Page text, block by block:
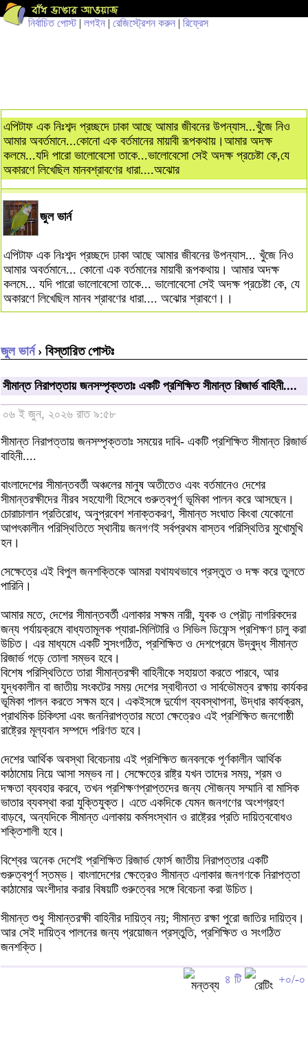
নির্বাচিত পোস্ট| লগইন | রেজিস্ট্রেশন করুন | রিফ্রেস
এপিটাফ এক নিঃশব্দ প্রচ্ছদে ঢাকা আছে আমার জীবনের উপন্যাস...খুঁজে নিও
আমার অবর্তমানে...কোনো এক বর্তমানের মায়াবী রূপকথায়।আমার অদক্ষ
কলমে...যদি পারো ভালোবেসো তাকে...ভালোবেসো সেই অদক্ষ প্রচেষ্টা কে,যে
অকারণে লিখেছিল মানবশ্রাবণের ধারা....অঝোর
জুল ভার্ন
এপিটাফ এক নিঃশব্দ প্রচ্ছদে ঢাকা আছে আমার জীবনের উপন্যাস... খুঁজে নিও
আমার অবর্তমানে... কোনো এক বর্তমানের মায়াবী রূপকথায়। আমার অদক্ষ
কলমে... যদি পারো ভালোবেসো তাকে... ভালোবেসো সেই অদক্ষ প্রচেষ্টা কে, যে
অকারণে লিখেছিল মানব শ্রাবণের ধারা.... অঝোর শ্রাবণে।।
জুল ভার্ন› বিস্তারিত পোস্টঃ
সীমান্ত নিরাপত্তায় জনসম্পৃক্ততাঃ একটি প্রশিক্ষিত সীমান্ত রিজার্ভ বাহিনী....
০৬ ই জুন, ২০২৬ রাত ৯:৫৮
সীমান্ত নিরাপত্তায় জনসম্পৃক্ততাঃ সময়ের দাবি- একটি প্রশিক্ষিত সীমান্ত রিজার্ভ
বাহিনী....
বাংলাদেশের সীমান্তবর্তী অঞ্চলের মানুষ অতীতেও এবং বর্তমানেও দেশের
সীমান্তরক্ষীদের নীরব সহযোগী হিসেবে গুরুত্বপূর্ণ ভূমিকা পালন করে আসছেন।
চোরাচালান প্রতিরোধ, অনুপ্রবেশ শনাক্তকরণ, সীমান্ত সংঘাত কিংবা যেকোনো
আপৎকালীন পরিস্থিতিতে স্থানীয় জনগণই সর্বপ্রথম বাস্তব পরিস্থিতির মুখোমুখি
হন।
সেক্ষেত্রে এই বিপুল জনশক্তিকে আমরা যথাযথভাবে প্রস্তুত ও দক্ষ করে তুলতে
পারিনি।
আমার মতে, দেশের সীমান্তবর্তী এলাকার সক্ষম নারী, যুবক ও প্রৌঢ় নাগরিকদের
জন্য পর্যায়ক্রমে বাধ্যতামূলক প্যারা-মিলিটারি ও সিভিল ডিফেন্স প্রশিক্ষণ চালু করা
উচিত। এর মাধ্যমে একটি সুসংগঠিত, প্রশিক্ষিত ও দেশপ্রেমে উদ্বুদ্ধ সীমান্ত
রিজার্ভ গড়ে তোলা সম্ভব হবে।
বিশেষ পরিস্থিতিতে তারা সীমান্তরক্ষী বাহিনীকে সহায়তা করতে পারবে, আর
যুদ্ধকালীন বা জাতীয় সংকটের সময় দেশের স্বাধীনতা ও সার্বভৌমত্ব রক্ষায় কার্যকর
ভূমিকা পালন করতে সক্ষম হবে। একইসঙ্গে দুর্যোগ ব্যবস্থাপনা, উদ্ধার কার্যক্রম,
প্রাথমিক চিকিৎসা এবং জননিরাপত্তার মতো ক্ষেত্রেও এই প্রশিক্ষিত জনগোষ্ঠী
রাষ্ট্রের মূল্যবান সম্পদে পরিণত হবে।
দেশের আর্থিক অবস্থা বিবেচনায় এই প্রশিক্ষিত জনবলকে পূর্ণকালীন আর্থিক
কাঠামোয় নিয়ে আসা সম্ভব না। সেক্ষেত্রে রাষ্ট্র যখন তাদের সময়, শ্রম ও
দক্ষতা ব্যবহার করবে, তখন প্রশিক্ষণপ্রাপ্তদের জন্য সৌজন্য সম্মানি বা মাসিক
ভাতার ব্যবস্থা করা যুক্তিযুক্ত। এতে একদিকে যেমন জনগণের অংশগ্রহণ
বাড়বে, অন্যদিকে সীমান্ত এলাকায় কর্মসংস্থান ও রাষ্ট্রের প্রতি দায়িত্ববোধও
শক্তিশালী হবে।
বিশ্বের অনেক দেশেই প্রশিক্ষিত রিজার্ভ ফোর্স জাতীয় নিরাপত্তার একটি
গুরুত্বপূর্ণ স্তম্ভ। বাংলাদেশের ক্ষেত্রেও সীমান্ত এলাকার জনগণকে নিরাপত্তা
কাঠামোর অংশীদার করার বিষয়টি গুরুত্বের সঙ্গে বিবেচনা করা উচিত।
সীমান্ত শুধু সীমান্তরক্ষী বাহিনীর দায়িত্ব নয়; সীমান্ত রক্ষা পুরো জাতির দায়িত্ব।
আর সেই দায়িত্ব পালনের জন্য প্রয়োজন প্রস্তুতি, প্রশিক্ষিত ও সংগঠিত
জনশক্তি।
৪ টি +০/-০